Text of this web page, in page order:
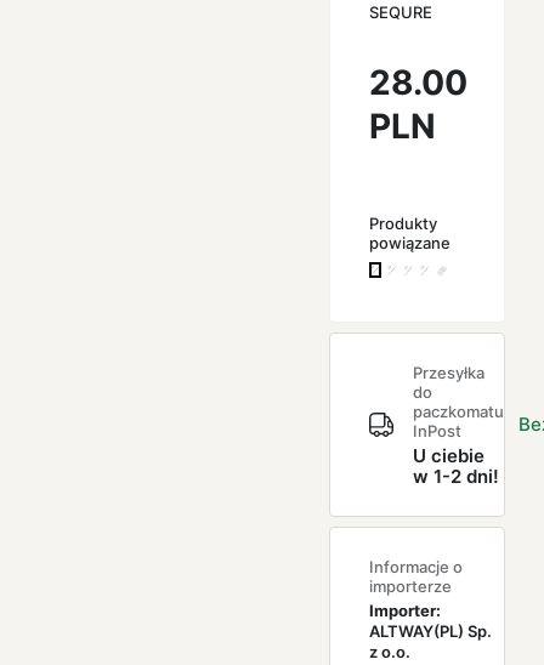
SEQURE
28.00
PLN
Produkty
powiązane
Przesyłka
do
paczkomatu
InPost
U ciebie
w 1-2 dni!
Informacje o
importerze
Importer:
ALTWAY(PL) Sp.
z o.o.